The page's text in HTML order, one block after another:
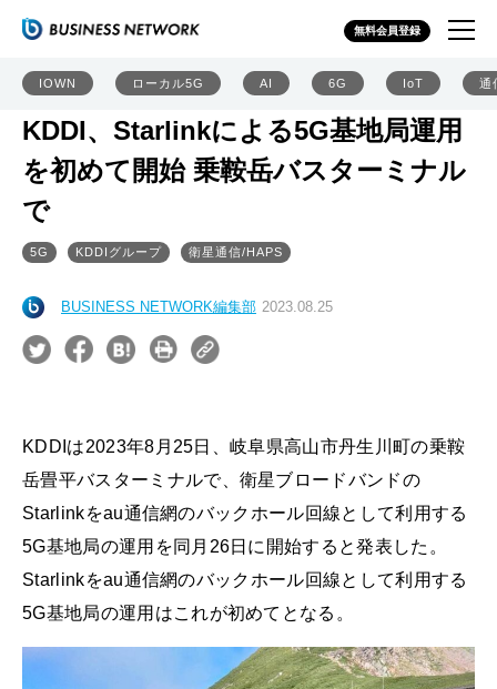
無料会員登録
IOWN ローカル5G AI 6G IoT 通
KDDI、Starlinkによる5G基地局運用
を初めて開始 乗鞍岳バスターミナル
で
5G KDDIグループ 衛星通信/HAPS
BUSINESS NETWORK編集部 2023.08.25
KDDIは2023年8月25日、岐阜県高山市丹生川町の乗鞍
岳畳平バスターミナルで、衛星ブロードバンドの
Starlinkをau通信網のバックホール回線として利用する
5G基地局の運用を同月26日に開始すると発表した。
Starlinkをau通信網のバックホール回線として利用する
5G基地局の運用はこれが初めてとなる。